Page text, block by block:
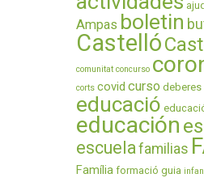
Ampas boletin
Castelló
comunitat concurso
corts covid curso deberes
educació
educación
escuelafamilias
Família formació guia